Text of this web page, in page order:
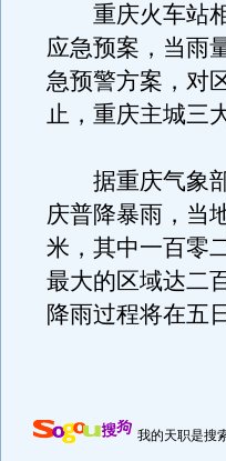
重庆火车站相
应急预案，当雨
急预警方案，对
止，重庆主城三
据重庆气象部
庆普降暴雨，当
米，其中一百零
最大的区域达二
降雨过程将在五
我的天职是搜